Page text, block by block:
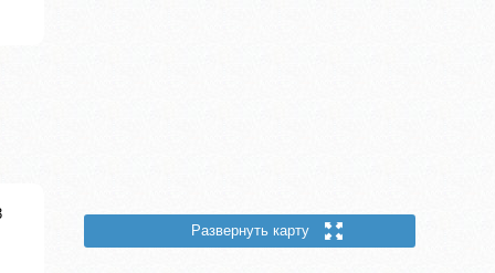
Развернуть карту